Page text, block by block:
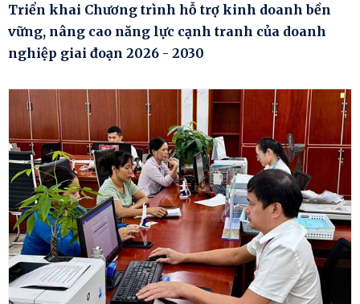
Triển khai Chương trình hỗ trợ kinh doanh bền
vững, nâng cao năng lực cạnh tranh của doanh
nghiệp giai đoạn 2026 - 2030